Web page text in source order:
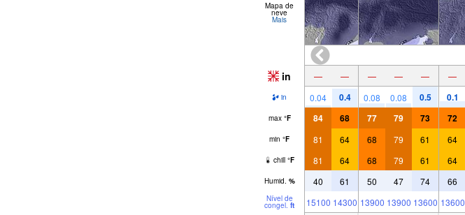
Mapa de
neve
Mais
in — — — — — —
in 0.04 0.4 0.08 0.08 0.5 0.1
max °F 84 68 77 79 73 72
min °F 81 64 68 79 61 64
chill °F 81 64 68 79 61 64
Humid. % 40 61 50 47 74 66
Nível de
congel. ft 15100 14300 13900 13900 13600 13600